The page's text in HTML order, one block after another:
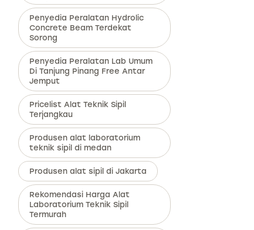
Penyedia Peralatan Hydrolic
Concrete Beam Terdekat
Sorong
Penyedia Peralatan Lab Umum
Di Tanjung Pinang Free Antar
Jemput
Pricelist Alat Teknik Sipil
Terjangkau
Produsen alat laboratorium
teknik sipil di medan
Produsen alat sipil di Jakarta
Rekomendasi Harga Alat
Laboratorium Teknik Sipil
Termurah